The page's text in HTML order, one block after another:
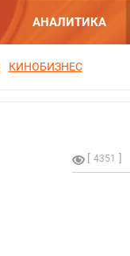
АНАЛИТИКА
КИНОБИЗНЕС
4351